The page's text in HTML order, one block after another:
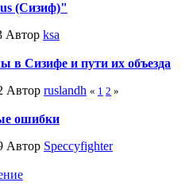
(Сизиф)"
Автор ksa
в Сизифе и пути их объезда
Автор ruslandh « 1 2 »
ошибки
Автор Speccyfighter